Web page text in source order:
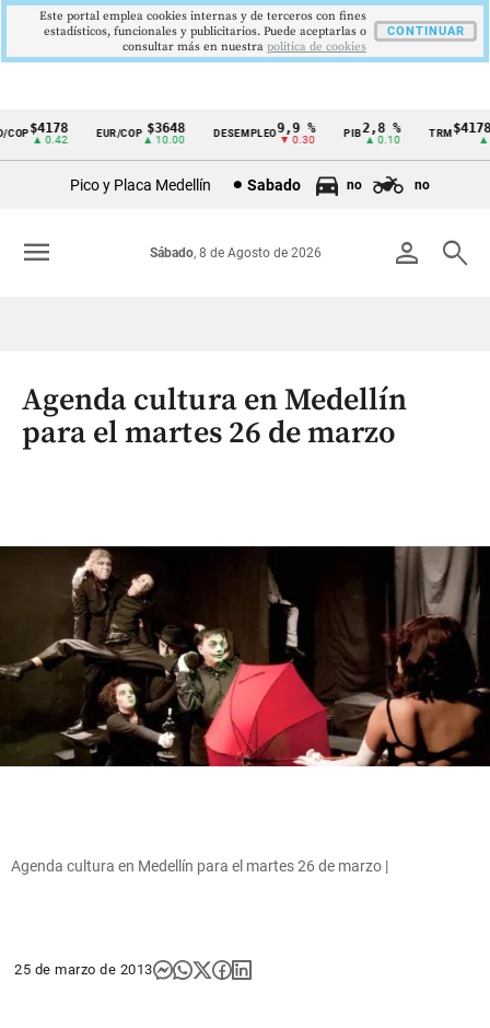
Cintillo
Colombia
$4178
▲ 0.42
EUR/COP $3648
▲ 10.00
DESEMPLEO 9,9 %
▼ 0.30
2,8 %
▲ 0.10
TRM
▲
Pico y Placa Medellín Sabado no no
person search
Sábado, 8 de Agosto de 2026
menu
Agenda cultura en Medellín
para el martes 26 de marzo
Agenda cultura en Medellín para el martes 26 de marzo |
25 de marzo de 2013
Este portal emplea cookies internas y de terceros con fines
estadísticos, funcionales y publicitarios. Puede aceptarlas o
consultar más en nuestra politica de cookies
CONTINUAR